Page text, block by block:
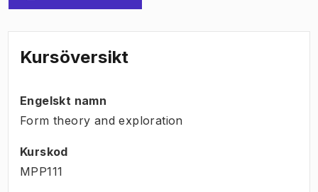
Kursöversikt
Engelskt namn
Form theory and exploration
Kurskod
MPP111